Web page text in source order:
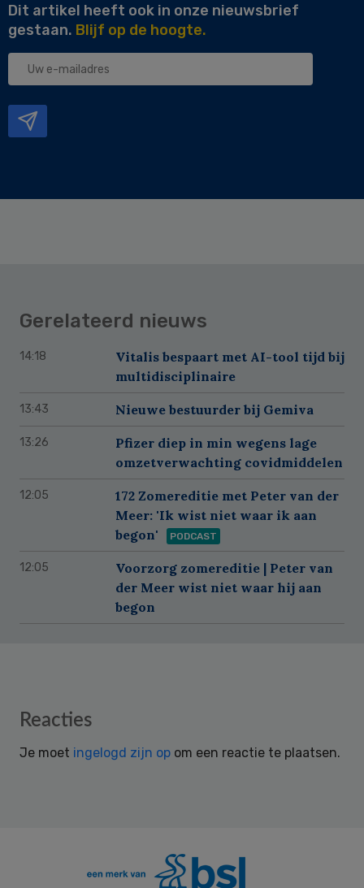
Dit artikel heeft ook in onze nieuwsbrief
gestaan. Blijf op de hoogte.
Uw
Gerelateerd nieuws
14:18
Vitalis bespaart met AI-tool tijd bij
multidisciplinaire
13:43 Nieuwe bestuurder bij Gemiva
13:26
Pfizer diep in min wegens lage
omzetverwachting covidmiddelen
12:05
172 Zomereditie met Peter van der
Meer: 'Ik wist niet waar ik aan
begon'
PODCAST
12:05
Voorzorg zomereditie | Peter van
der Meer wist niet waar hij aan
begon
Reader
Reacties
Je moet ingelogd zijn op om een reactie te plaatsen.